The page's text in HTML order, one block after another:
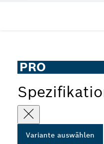
PRO
Variante auswählen